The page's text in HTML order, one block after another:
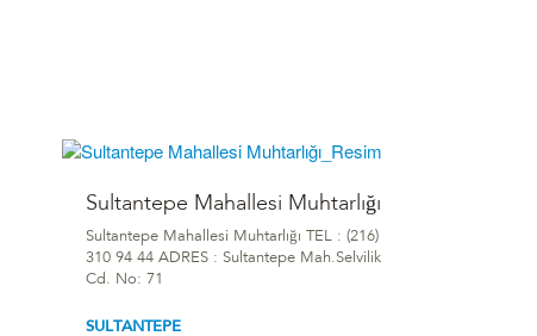
Sultantepe Mahallesi Muhtarlığı
Sultantepe Mahallesi Muhtarlığı TEL : (216)
310 94 44 ADRES : Sultantepe Mah.Selvilik
Cd. No: 71
SULTANTEPE